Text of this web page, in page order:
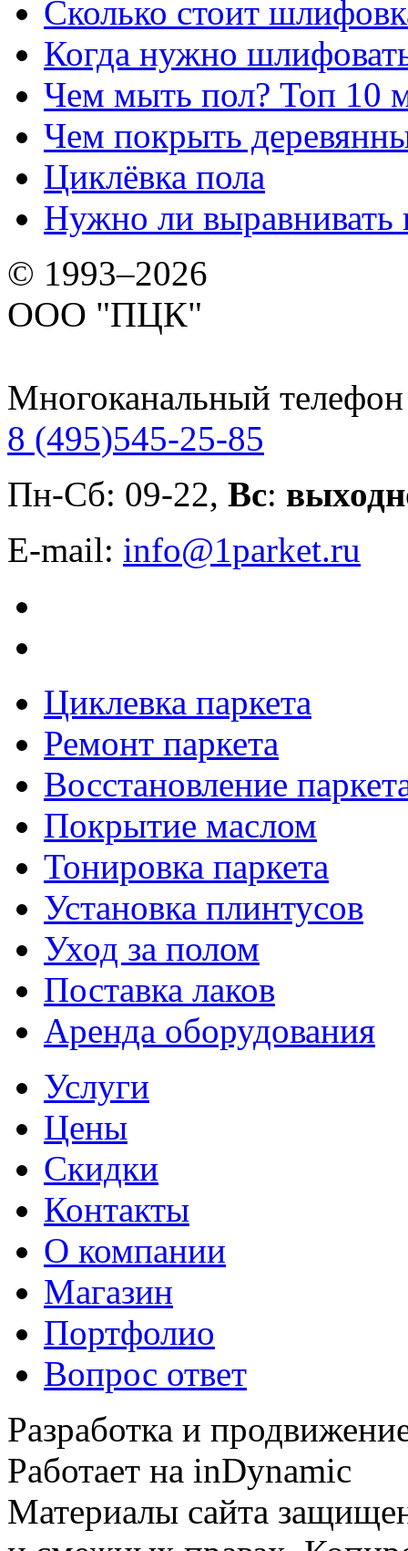
Сколько стоит
Когда нужно
Чем мыть пол? Топ 10
Чем покрыть
Циклёвка пола
Нужно ли выравнивать
© 1993–2026
ООО "ПЦК"
Многоканальный телефон
8 (495)545-25-85
Пн-Сб: 09-22, Вс:
E-mail: info@1parket.ru
Циклевка паркета
Ремонт паркета
Восстановление
Покрытие маслом
Тонировка паркета
Установка плинтусов
Уход за полом
Поставка лаков
Аренда оборудования
Услуги
Цены
Скидки
Контакты
О компании
Магазин
Портфолио
Вопрос ответ
Разработка и
Работает на inDynamic
Материалы сайта